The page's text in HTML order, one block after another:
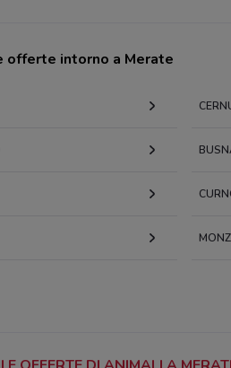
offerte intorno a Merate